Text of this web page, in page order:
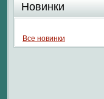
Новинки
Все новинки